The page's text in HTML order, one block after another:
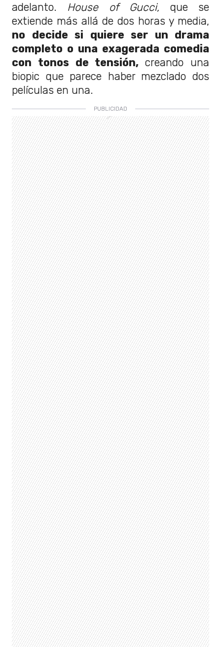
adelanto. House of Gucci, que se
extiende más allá de dos horas y media,
no decide si quiere ser un drama
completo o una exagerada comedia
con tonos de tensión,creando una
biopic que parece haber mezclado dos
películas en una.